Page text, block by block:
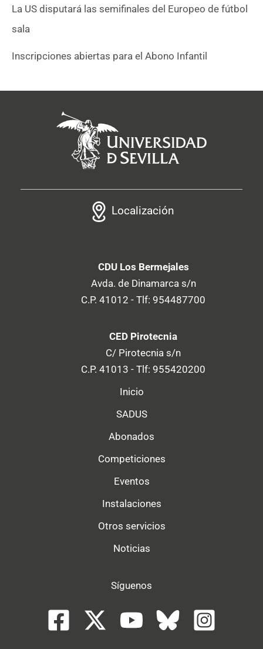
La US disputará las semifinales del Europeo de fútbol
sala
Inscripciones abiertas para el Abono Infantil
Localización
CDU Los Bermejales
Avda. de Dinamarca s/n
C.P. 41012 - Tlf: 954487700
CED Pirotecnia
C/ Pirotecnia s/n
C.P. 41013 - Tlf: 955420200
Inicio
SADUS
Abonados
Competiciones
Eventos
Instalaciones
Otros servicios
Noticias
Síguenos